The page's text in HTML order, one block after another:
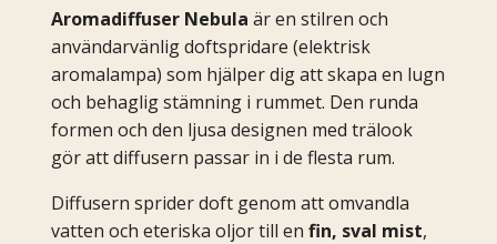
Aromadiffuser Nebula är en stilren och
användarvänlig doftspridare (elektrisk
aromalampa) som hjälper dig att skapa en lugn
och behaglig stämning i rummet. Den runda
formen och den ljusa designen med trälook
gör att diffusern passar in i de flesta rum.
Diffusern sprider doft genom att omvandla
vatten och eteriska oljor till en fin, sval mist,